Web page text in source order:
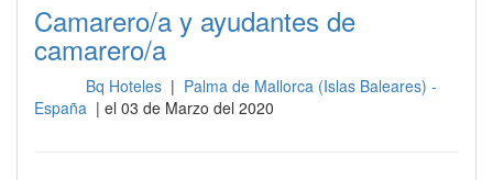
Camarero/a y ayudantes de
camarero/a
Bq Hoteles | Palma de Mallorca (Islas Baleares) -
España | el 03 de Marzo del 2020